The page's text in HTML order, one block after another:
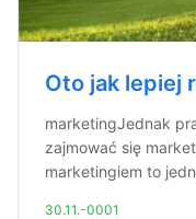
Oto jak lepiej
marketingJednak
zajmować się
marketingiem to
30.11.-0001